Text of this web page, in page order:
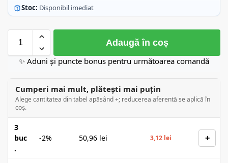
Stoc: Disponibil imediat
Adaugă în coș
✨ Aduni și puncte bonus pentru următoarea comandă
Cumperi mai mult, plătești mai puțin
Alege cantitatea din tabel apăsând +; reducerea aferentă se aplică în
coș.
3
buc
.
-2% 50,96 lei 3,12 lei +